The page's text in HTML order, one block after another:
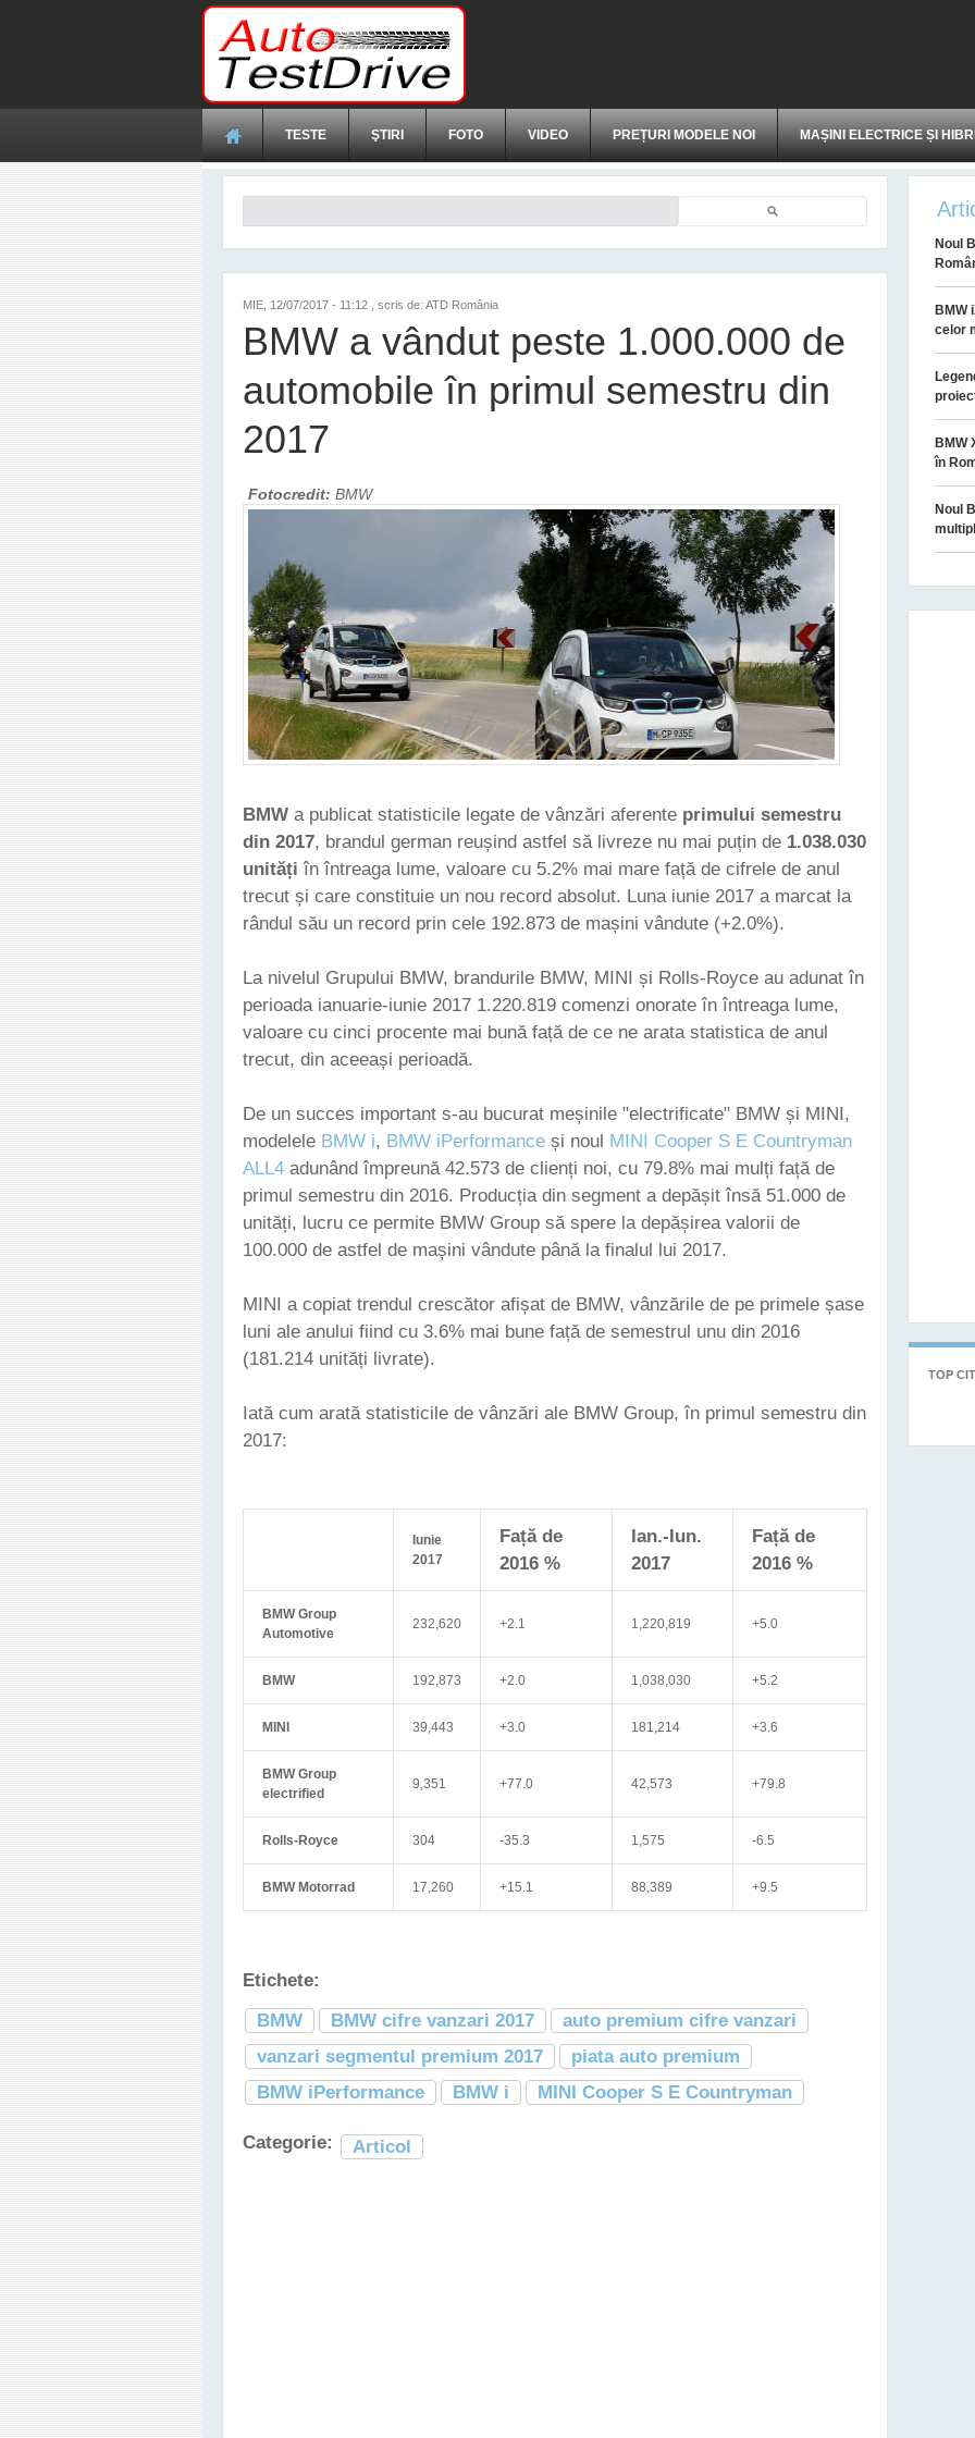
TESTE ŞTIRI FOTO VIDEO PREȚURI MODELE NOI MAȘINI ELECTRICE ȘI
MIE, 12/07/2017 - 11:12 , scris de: ATD România
BMW a vândut peste 1.000.000 de
automobile în primul semestru din
2017
Fotocredit: BMW
BMW a publicat statisticile legate de vânzări aferente primului semestru
din 2017, brandul german reușind astfel să livreze nu mai puțin de 1.038.030
unități în întreaga lume, valoare cu 5.2% mai mare față de cifrele de anul
trecut și care constituie un nou record absolut. Luna iunie 2017 a marcat la
rândul său un record prin cele 192.873 de mașini vândute (+2.0%).
La nivelul Grupului BMW, brandurile BMW, MINI și Rolls-Royce au adunat în
perioada ianuarie-iunie 2017 1.220.819 comenzi onorate în întreaga lume,
valoare cu cinci procente mai bună față de ce ne arata statistica de anul
trecut, din aceeași perioadă.
De un succes important s-au bucurat meșinile "electrificate" BMW și MINI,
modelele BMW i, BMW iPerformance și noul MINI Cooper S E Countryman
ALL4 adunând împreună 42.573 de clienți noi, cu 79.8% mai mulți față de
primul semestru din 2016. Producția din segment a depășit însă 51.000 de
unități, lucru ce permite BMW Group să spere la depășirea valorii de
100.000 de astfel de mașini vândute până la finalul lui 2017.
MINI a copiat trendul crescător afișat de BMW, vânzările de pe primele șase
luni ale anului fiind cu 3.6% mai bune față de semestrul unu din 2016
(181.214 unități livrate).
Iată cum arată statisticile de vânzări ale BMW Group, în primul semestru din
2017:
Iunie
2017
Față de
2016 %
Ian.-Iun.
2017
Față de
2016 %
BMW Group
Automotive
232,620 +2.1 1,220,819 +5.0
BMW 192,873 +2.0 1,038,030 +5.2
MINI 39,443 +3.0 181,214 +3.6
BMW Group
electrified
9,351 +77.0 42,573 +79.8
Rolls-Royce 304 -35.3 1,575 -6.5
BMW Motorrad 17,260 +15.1 88,389 +9.5
Etichete:
BMW
BMW cifre vanzari 2017
auto premium cifre vanzari
vanzari segmentul premium 2017
piata auto premium
BMW iPerformance
BMW i MINI Cooper S E Countryman
Categorie: Articol
Noul
BMW
celor
BMW
în
Noul
TOP